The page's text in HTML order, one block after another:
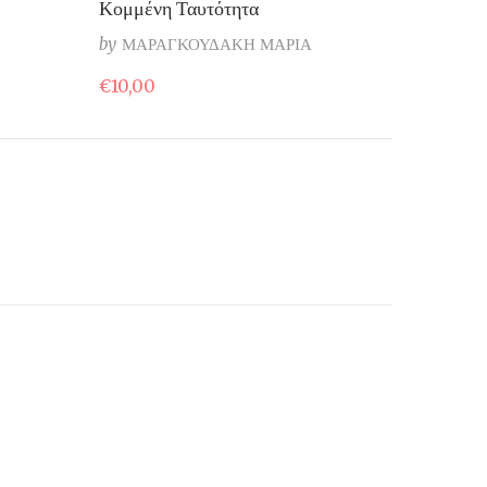
Κομμένη Ταυτότητα
by ΜΑΡΑΓΚΟΥΔΑΚΗ ΜΑΡΙΑ
€10,00